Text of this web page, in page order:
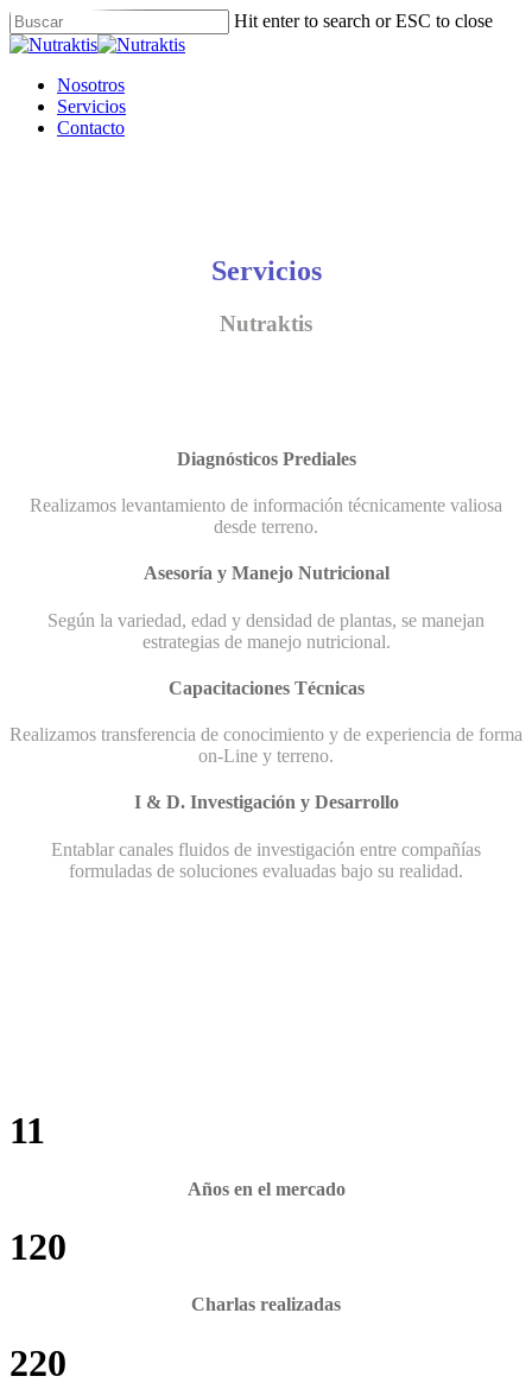
Skip
to
content
Hit enter to search or ESC to close
Close
Menu
Nosotros
Servicios
Contacto
Servicios
Nutraktis
Diagnósticos Prediales
Realizamos levantamiento de información técnicamente valiosa
desde terreno.
Asesoría y Manejo Nutricional
Según la variedad, edad y densidad de plantas, se manejan
estrategias de manejo nutricional.
Capacitaciones Técnicas
Realizamos transferencia de conocimiento y de experiencia de forma
on-Line y terreno.
I & D. Investigación y Desarrollo
Entablar canales fluidos de investigación entre compañías
formuladas de soluciones evaluadas bajo su realidad.
11
Años en el mercado
120
Charlas realizadas
220